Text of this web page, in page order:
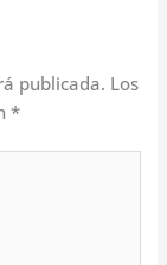
publicada. Los
*